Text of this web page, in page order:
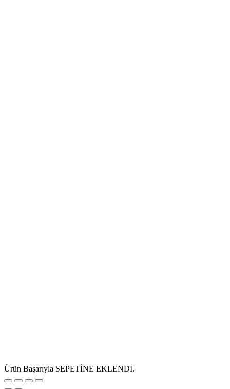
Ürün Başarıyla SEPETİNE EKLENDİ.